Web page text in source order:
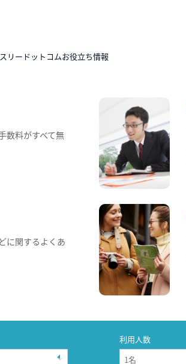
リードットコムお役立ち情報
数料がすべて無
に関するよくあ
利用人数